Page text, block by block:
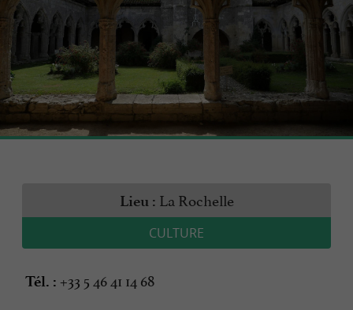
Lieu : La Rochelle
CULTURE
Tél. : +33 5 46 41 14 68